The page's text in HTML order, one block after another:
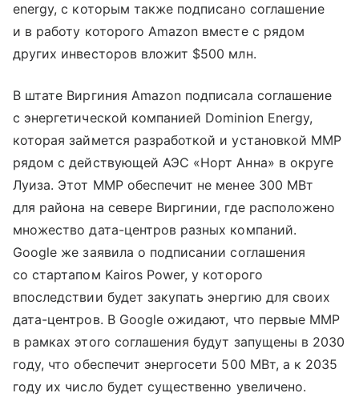
energy, с которым также подписано соглашение
и в работу которого Amazon вместе с рядом
других инвесторов вложит $500 млн.
В штате Виргиния Amazon подписала соглашение
с энергетической компанией Dominion Energy,
которая займется разработкой и установкой ММР
рядом с действующей АЭС «Норт Анна» в округе
Луиза. Этот ММР обеспечит не менее 300 МВт
для района на севере Виргинии, где расположено
множество дата-центров разных компаний.
Google же заявила о подписании соглашения
со стартапом Kairos Power, у которого
впоследствии будет закупать энергию для своих
дата-центров. В Google ожидают, что первые ММР
в рамках этого соглашения будут запущены в 2030
году, что обеспечит энергосети 500 МВт, а к 2035
году их число будет существенно увеличено.